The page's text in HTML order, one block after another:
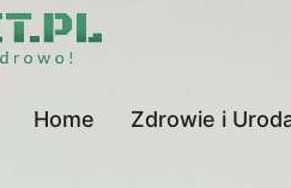
Home Zdrowie i